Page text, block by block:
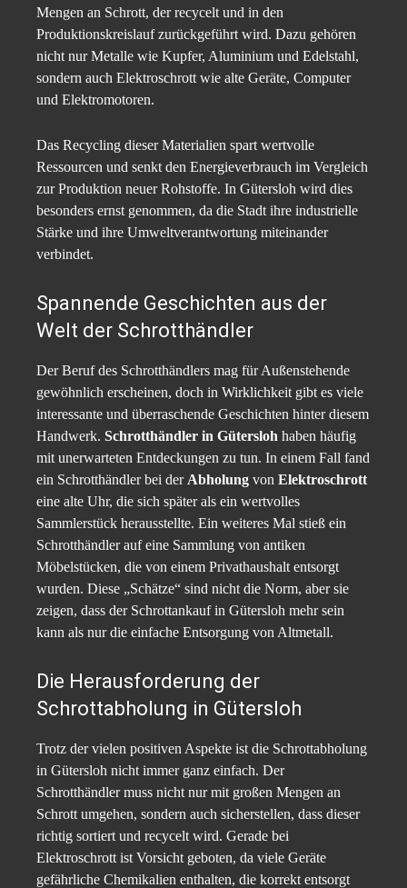
Mengen an Schrott, der recycelt und in den
Produktionskreislauf zurückgeführt wird. Dazu gehören
nicht nur Metalle wie Kupfer, Aluminium und Edelstahl,
sondern auch Elektroschrott wie alte Geräte, Computer
und Elektromotoren.
Das Recycling dieser Materialien spart wertvolle
Ressourcen und senkt den Energieverbrauch im Vergleich
zur Produktion neuer Rohstoffe. In Gütersloh wird dies
besonders ernst genommen, da die Stadt ihre industrielle
Stärke und ihre Umweltverantwortung miteinander
verbindet.
Spannende Geschichten aus der
Welt der Schrotthändler
Der Beruf des Schrotthändlers mag für Außenstehende
gewöhnlich erscheinen, doch in Wirklichkeit gibt es viele
interessante und überraschende Geschichten hinter diesem
Handwerk. Schrotthändler in Gütersloh haben häufig
mit unerwarteten Entdeckungen zu tun. In einem Fall fand
ein Schrotthändler bei der Abholung von Elektroschrott
eine alte Uhr, die sich später als ein wertvolles
Sammlerstück herausstellte. Ein weiteres Mal stieß ein
Schrotthändler auf eine Sammlung von antiken
Möbelstücken, die von einem Privathaushalt entsorgt
wurden. Diese „Schätze“ sind nicht die Norm, aber sie
zeigen, dass der Schrottankauf in Gütersloh mehr sein
kann als nur die einfache Entsorgung von Altmetall.
Die Herausforderung der
Schrottabholung in Gütersloh
Trotz der vielen positiven Aspekte ist die Schrottabholung
in Gütersloh nicht immer ganz einfach. Der
Schrotthändler muss nicht nur mit großen Mengen an
Schrott umgehen, sondern auch sicherstellen, dass dieser
richtig sortiert und recycelt wird. Gerade bei
Elektroschrott ist Vorsicht geboten, da viele Geräte
gefährliche Chemikalien enthalten, die korrekt entsorgt